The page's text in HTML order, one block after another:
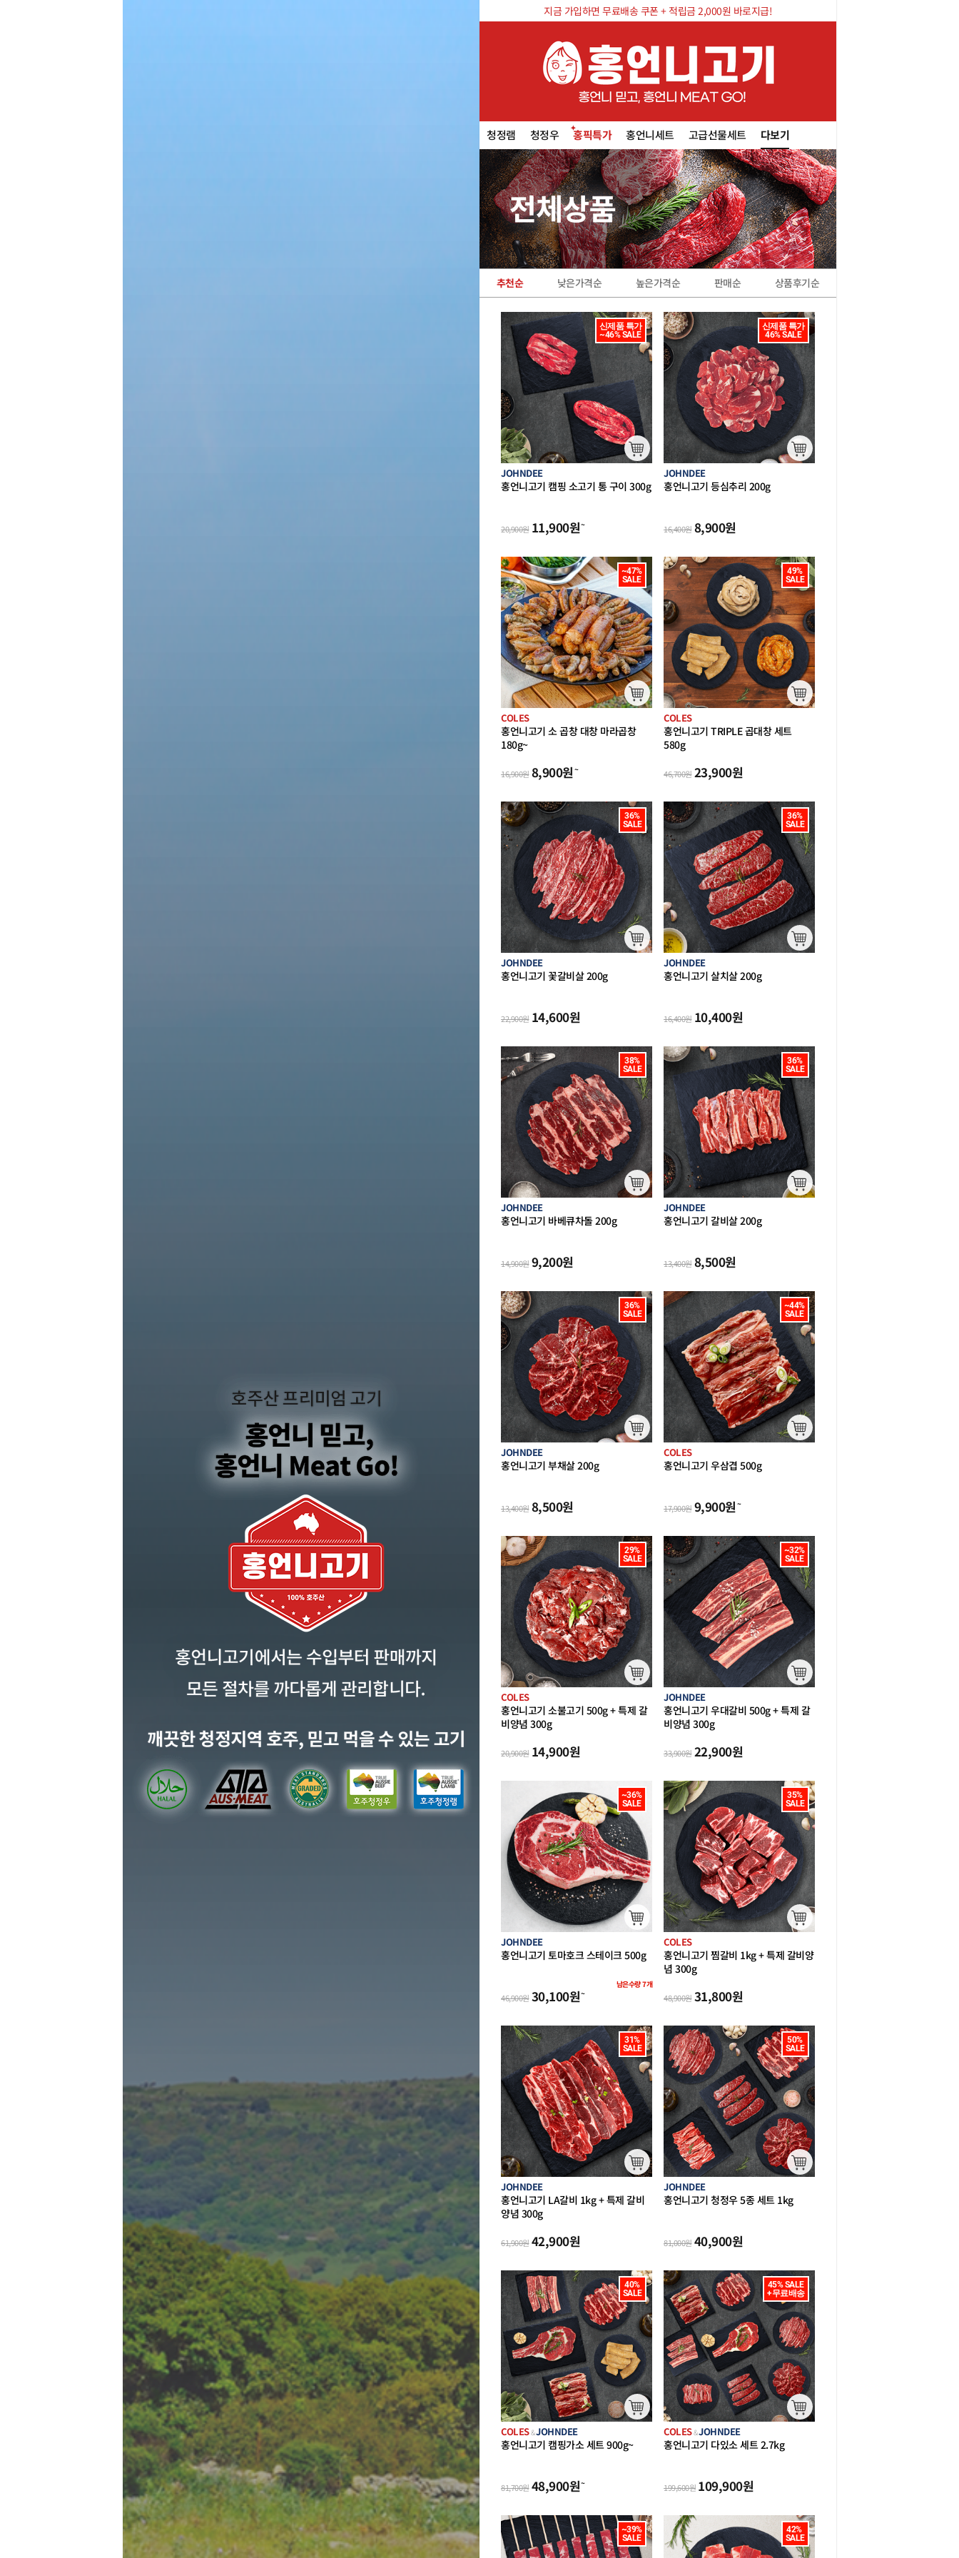
지금 가입하면 무료배송 쿠폰 + 적립금 2,000원 바로지급!
청정램 청정우 홍픽특가 홍언니세트 고급선물세트 다보기
추천순 낮은가격순 높은가격순 판매순 상품후기순
신제품 특가
~46% SALE
JOHNDEE
홍언니고기 캠핑 소고기 통 구이 300g
20,900원 11,900원~
신제품 특가
46% SALE
JOHNDEE
홍언니고기 등심추리 200g
16,400원 8,900원
~47%
SALE
COLES
홍언니고기 소 곱창 대창 마라곱창
180g~(캠핑 통 구이)
16,900원 8,900원~
49%
SALE
COLES
홍언니고기 TRIPLE 곱대창 세트
580g
46,700원 23,900원
36%
SALE
JOHNDEE
홍언니고기 꽃갈비살 200g
22,900원 14,600원
36%
SALE
JOHNDEE
홍언니고기 살치살 200g
16,400원 10,400원
38%
SALE
JOHNDEE
홍언니고기 바베큐차돌 200g
14,900원 9,200원
36%
SALE
JOHNDEE
홍언니고기 갈비살 200g
13,400원 8,500원
36%
SALE
JOHNDEE
홍언니고기 부채살 200g
13,400원 8,500원
~44%
SALE
COLES
홍언니고기 우삼겹 500g
17,900원 9,900원~
29%
SALE
COLES
홍언니고기 소불고기 500g + 특제 갈
비양념 300g
20,900원 14,900원
~32%
SALE
JOHNDEE
홍언니고기 우대갈비 500g + 특제 갈
비양념 300g
33,900원 22,900원
~36%
SALE
JOHNDEE
홍언니고기 토마호크 스테이크 500g
남은수량7개
46,900원 30,100원~
35%
SALE
COLES
홍언니고기 찜갈비 1kg + 특제 갈비양
념 300g
48,900원 31,800원
31%
SALE
JOHNDEE
홍언니고기 LA갈비 1kg + 특제 갈비
양념 300g
61,900원 42,900원
50%
SALE
JOHNDEE
홍언니고기 청정우 5종 세트 1kg
81,000원 40,900원
40%
SALE
COLES&JOHNDEE
홍언니고기 캠핑가소 세트 900g~
81,700원 48,900원~
45% SALE
+무료배송
COLES&JOHNDEE
홍언니고기 다있소 세트 2.7kg
199,600원 109,900원
~39%
SALE
42%
SALE